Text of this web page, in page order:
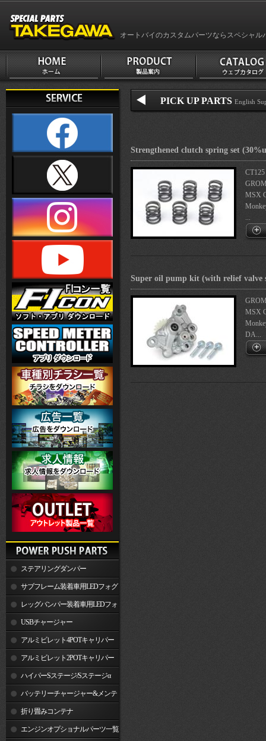
オートバイのカスタムパーツならスペシャル
ステアリングダンパー
サブフレーム装着車用LEDフォグ
ランプレッグバンパー装着車用LEDフォ
グランプUSBチャージャー
アルミビレット4POTキャリパー
関連製品アルミビレット2POTキャリパー
関連製品ハイパーSステージ/Sステージα
バッテリーチャージャー&メンテ
ナー 折り畳みコンテナ
エンジンオプショナルパーツ一覧
PICK UP PARTS English
Strengthened clutch spring set
CT125
MSX
...
Super oil pump kit (with relief valve
MSX
DA...